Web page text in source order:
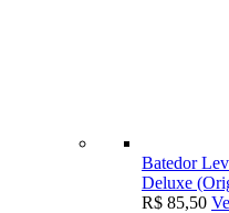
Batedor
Deluxe
R$ 85,50